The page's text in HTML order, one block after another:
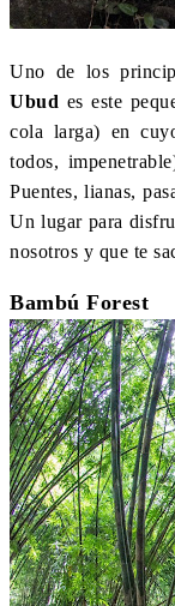
Uno de los
Ubud es este
cola larga) en
todos,
Puentes, lianas,
Un lugar para
nosotros y que te
Bambú Forest